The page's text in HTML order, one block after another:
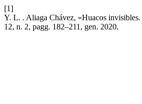
[1]
Y. L. . Aliaga Chávez, «Huacos
12, n. 2, pagg. 182–211, gen. 2020.